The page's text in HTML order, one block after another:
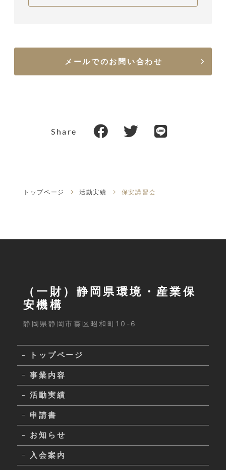
メールでのお問い合わせ
Share
トップページ 活動実績 保安講習会
（一財）静岡県環境・産業保
安機構
静岡県静岡市葵区昭和町10-6
トップページ
事業内容
活動実績
申請書
お知らせ
入会案内